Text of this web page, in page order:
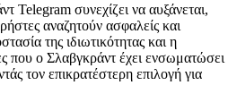
Telegram συνεχίζει να αυξάνεται,
αναζητούν ασφαλείς και
της ιδιωτικότητας και η
που ο Σλαβγκράντ έχει ενσωματώσει
τον επικρατέστερη επιλογή για